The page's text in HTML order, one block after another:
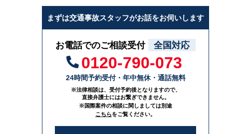
まずは交通事故スタッフがお話をお伺いします
お電話でのご相談受付 全国対応
0120-790-073
24時間予約受付・年中無休・通話無料
※法律相談は、受付予約後となりますので、
直接弁護士にはお繋ぎできません。
※国際案件の相談に関しましては別途
こちらをご覧ください。